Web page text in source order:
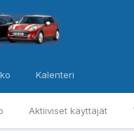
Aktiiviset käyttäjät
Kalenteri